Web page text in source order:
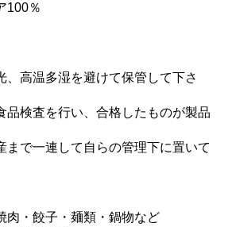
100％
、高温多湿を避けて保管して下さ
品検査を行い、合格したものが製品
まで一連して自らの管理下に置いて
肉・餃子・麺類・鍋物など